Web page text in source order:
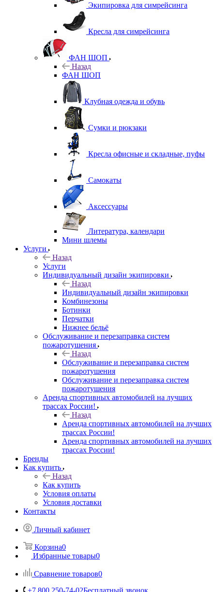
Экипировка для симрейсинга
Кресла для симрейсинга
ФАН ШОП
Назад
ФАН ШОП
Клубная одежда и обувь
Сумки и рюкзаки
Кресла офисные и складные, пуфы
Самокаты
Аксессуары
Литература, календари
Мини шлемы
Услуги
Назад
Услуги
Индивидуальный дизайн экипировки
Назад
Индивидуальный дизайн экипировки
Комбинезоны
Ботинки
Перчатки
Нижнее бельё
Обслуживание и перезаправка систем
пожаротушения
Назад
Обслуживание и перезаправка систем
пожаротушения
Обслуживание и перезаправка систем
пожаротушения
Аренда спортивных автомобилей на лучших
трассах России!
Назад
Аренда спортивных автомобилей на лучших
трассах России!
Аренда спортивных автомобилей на лучших
трассах России!
Бренды
Как купить
Назад
Как купить
Условия оплаты
Условия доставки
Контакты
Личный кабинет
Корзина0
Избранные товары0
Сравнение товаров0
+7 800 250-74-02Бесплатный звонок